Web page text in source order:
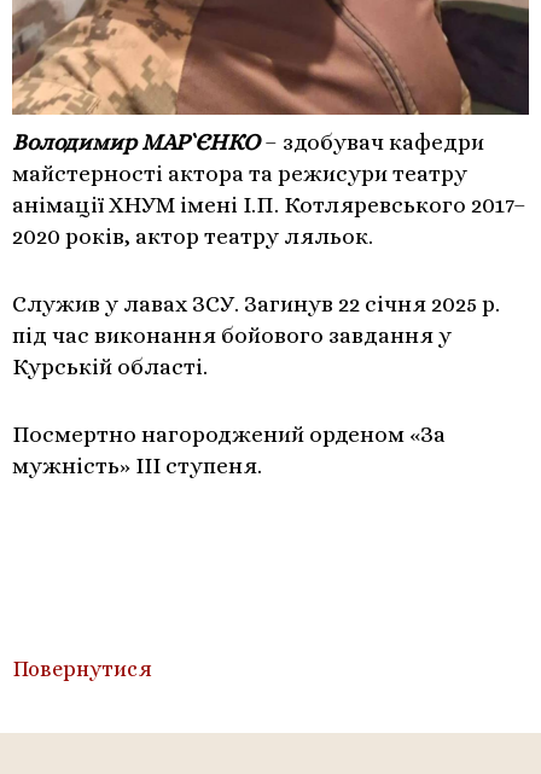
Володимир МАР`ЄНКО– здобувач кафедри
майстерності актора та режисури театру
анімації ХНУМ імені І.П. Котляревського 2017–
2020 років, актор театру ляльок.
Служив у лавах ЗСУ. Загинув 22 січня 2025 р.
під час виконання бойового завдання у
Курській області.
Посмертно нагороджений орденом «За
мужність» III ступеня.
Повернутися